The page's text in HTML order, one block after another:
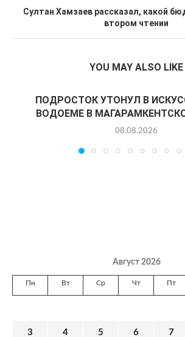
Султан Хамзаев рассказал, какой
втором чтении
YOU MAY ALSO LIKE
ПОДРОСТОК УТОНУЛ В
ВОДОЕМЕ В
08.08.2026
Август 2026
Пн Вт Ср Чт Пт
3 4 5 6 7